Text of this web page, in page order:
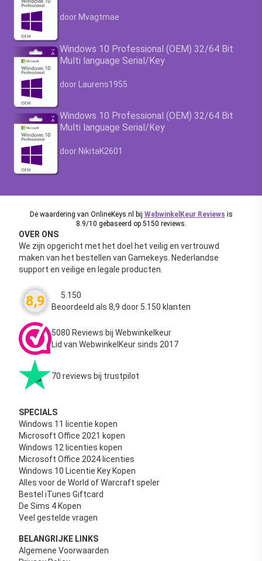
Waardering4.63
door Mvagtmae
Windows 10 Professional (OEM) 32/64 Bit
Multi language Serial/Key
Waardering4.63uit 5
door Laurens1955
Windows 10 Professional (OEM) 32/64 Bit
Multi language Serial/Key
Waardering4.63
door NikitaK2601
De waardering van OnlineKeys.nl bij WebwinkelKeur Reviews is
8.9/10 gebaseerd op 5150 reviews.
OVER ONS
We zijn opgericht met het doel het veilig en vertrouwd
maken van het bestellen van Gamekeys. Nederlandse
support en veilige en legale producten.
8,9 Waardering
5.150
Beoordeeld als 8,9 door 5.150 klanten
5080 Reviews bij Webwinkelkeur
Lid van WebwinkelKeur sinds 2017
70 reviews bij trustpilot
SPECIALS
Windows 11 licentie kopen
Microsoft Office 2021 kopen
Windows 12 licenties kopen
Microsoft Office 2024 licenties
Windows 10 Licentie Key Kopen
Alles voor de World of Warcraft speler
Bestel iTunes Giftcard
De Sims 4 Kopen
Veel gestelde vragen
BELANGRIJKE LINKS
Algemene Voorwaarden